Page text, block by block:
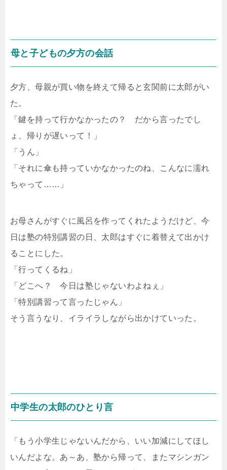
母と子どもの夕方の会話
夕方、母親が買い物を終えて帰ると玄関前に太郎がい
た。
「鍵を持って行かなかったの？ だから言ったでし
ょ、帰りが遅いって！」
「うん」
「それに傘も持っていかなかったのね、こんなに濡れ
ちゃって……」
お母さんがすぐに風呂を作ってくれたようだけど、今
日は塾の特別講習の日、太郎はすぐに着替えて出かけ
ることにした。
「行ってくるね」
「どこへ？ 今日は塾じゃないわよねぇ」
「特別講習って言ったじゃん」
そう言うなり、イライラしながら出かけていった。
中学生の太郎のひとり言
「もう小学生じゃないんだから、いい加減にしてほし
いんだよな。あ～あ、塾から帰って、またマシンガン